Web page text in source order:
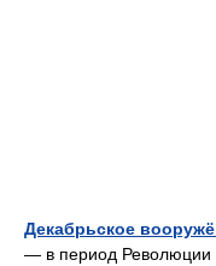
Декабрьское
— в период Революции